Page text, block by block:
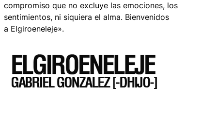
compromiso que no excluye las emociones, los
sentimientos, ni siquiera el alma. Bienvenidos
a Elgiroeneleje».